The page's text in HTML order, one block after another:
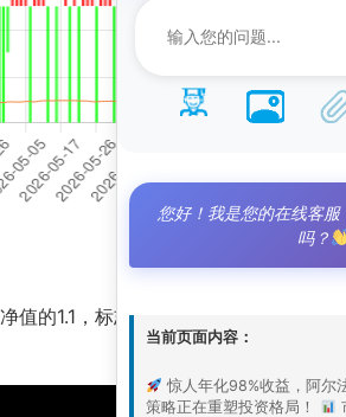
的1.1，标志着这一配对策略在复杂汇
您好！我是您的在线客
吗？
当前页面内容：
惊人年化98%收益，阿尔
策略正在重塑投资格局！